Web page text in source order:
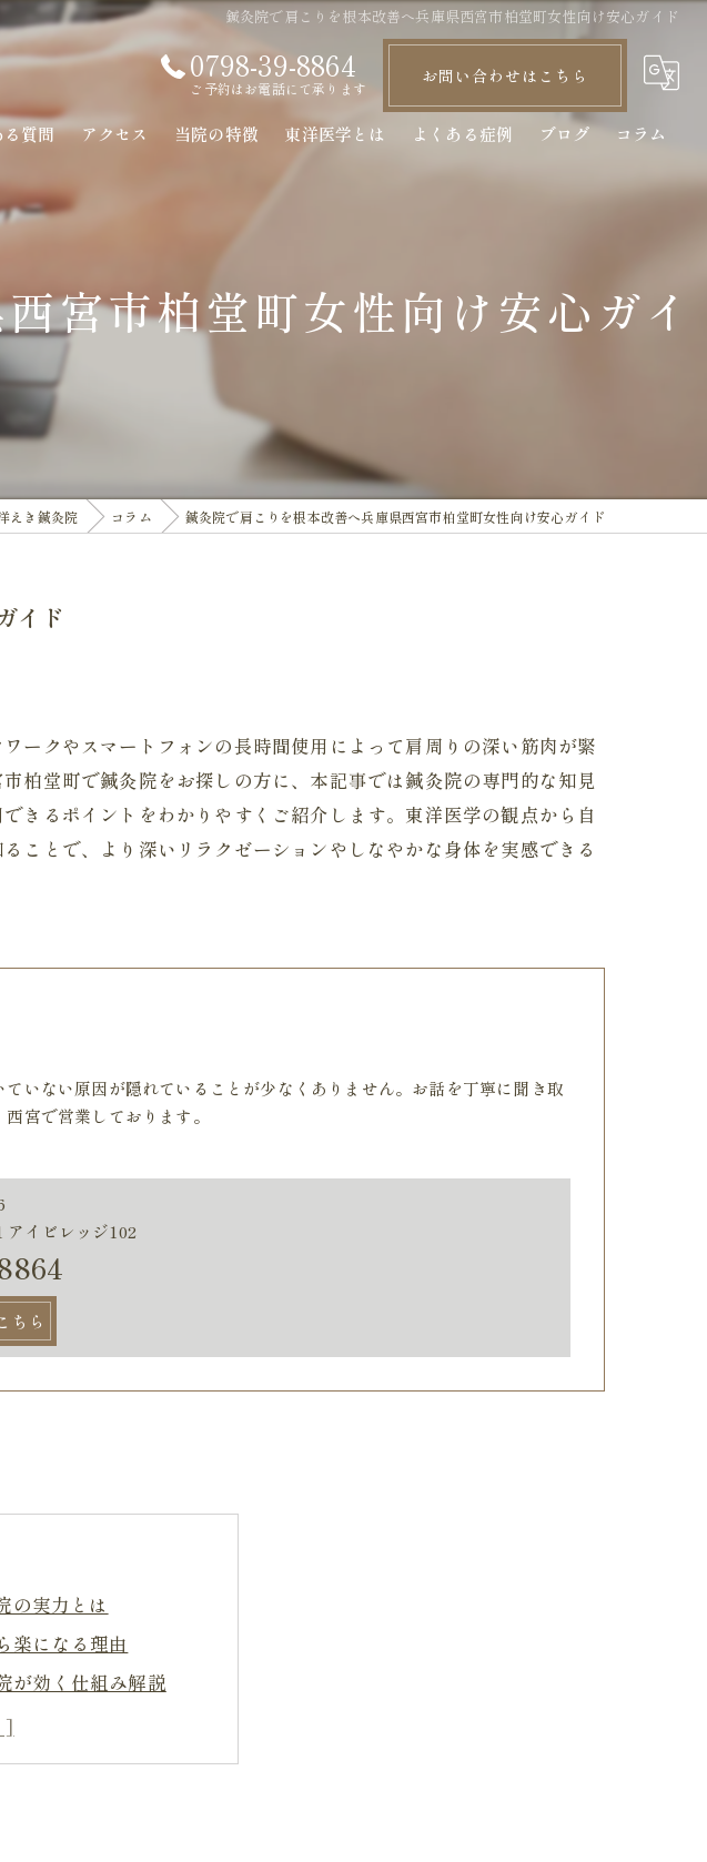
鍼灸院で肩こりを根本改善へ兵庫県西宮市柏堂町女性向け安心ガイド
0798-39-8864
ご予約はお電話にて承ります
お問い合わせはこちら
質問 アクセス 当院の特徴 東洋医学とは よくある症例
自律神経
ブログ コラム
宮市柏堂町女性向け安心ガイ
えき鍼灸院 コラム 鍼灸院で肩こりを根本改善へ兵庫県西宮市柏堂町女性向け安心ガイド
イド
ークやスマートフォンの長時間使用によって肩周りの深い筋肉が緊
柏堂町で鍼灸院をお探しの方に、本記事では鍼灸院の専門的な知見
きるポイントをわかりやすくご紹介します。東洋医学の観点から自
ことで、より深いリラクゼーションやしなやかな身体を実感できる
いない原因が隠れていることが少なくありません。お話を丁寧に聞き取
宮で営業しております。
アイビレッジ102
ちら
の実力とは
楽になる理由
が効く仕組み解説
プローチの特長
の選び方ガイド